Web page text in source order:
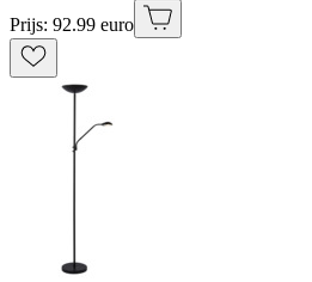
Prijs: 92.99 euro